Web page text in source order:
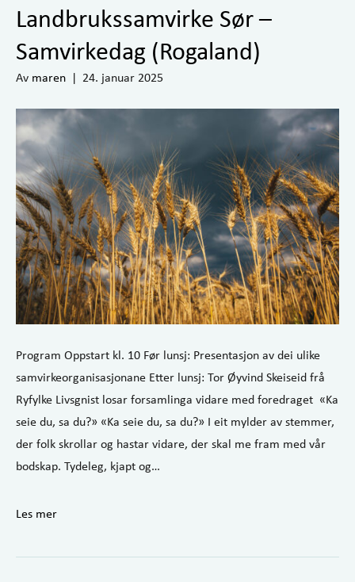
Landbrukssamvirke Sør –
Samvirkedag (Rogaland)
Av maren | 24. januar 2025
Program Oppstart kl. 10 Før lunsj: Presentasjon av dei ulike
samvirkeorganisasjonane Etter lunsj: Tor Øyvind Skeiseid frå
Ryfylke Livsgnist losar forsamlinga vidare med foredraget «Ka
seie du, sa du?» «Ka seie du, sa du?» I eit mylder av stemmer,
der folk skrollar og hastar vidare, der skal me fram med vår
bodskap. Tydeleg, kjapt og…
Les mer